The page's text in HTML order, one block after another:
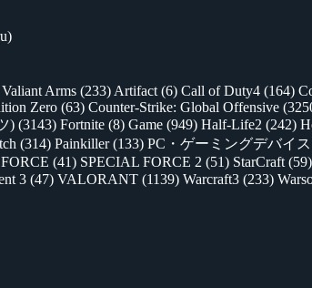
Arms (233) Artifact (6) Call of Duty4 (164)
Zero (63) Counter-Strike: Global Offensive
) (3143) Fortnite (8) Game (949) Half-Life2 (242)
(314) Painkiller(133) PC・ゲーミングデバイス
(41) SPECIAL FORCE 2 (51) StarCraft (59)
3 (47) VALORANT (1139) Warcraft3 (233)